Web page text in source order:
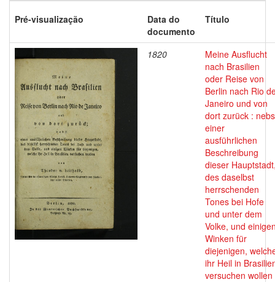
Pré-visualização
Data do
documento
Título
1820
Meine Ausflucht
nach Brasilien
oder Reise von
Berlin nach Rio
Janeiro und von
dort zurück :
einer
ausführlichen
Beschreibung
dieser
des daselbst
herrschenden
Tones bei Hofe
und unter dem
Volke, und
Winken für
diejenigen,
ihr Heil in
versuchen wollen